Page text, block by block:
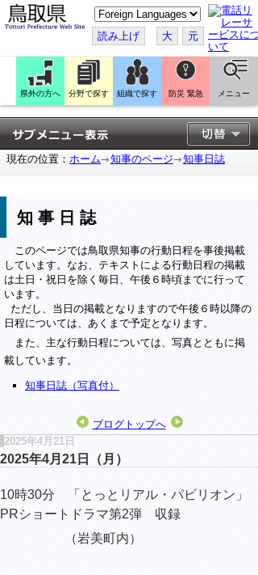
こ
の
ペ
ー
ジ
翻
訳
す
る
読み上げ 大 元
県外の方へ 分野で探す 組織で探す 防災 緊急 メニュー
現在の位置： ホーム 知事のページ 知事日誌
知事日誌
このページでは鳥取県知事の行動日程を事後掲載
しています。なお、テキストによる行動日程の掲載
は土日・祝日を除く毎日、午後６時頃までに行って
います。
ただし、当日の掲載となりますので午後６時以降の
日程については、あくまで予定となります。
また、主な行動日程については、写真とともに掲
載しています。
知事日誌（写真付）
ブログトップへ
2025年4月21日
2025年4月21日（月）
10時30分
「とっとリアル・パビリオン」
PRショートドラマ第2弾 収録
（岩美町内）